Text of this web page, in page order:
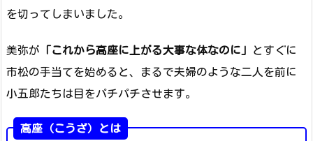
を切ってしまいました。
美弥が 「これから高座に上がる大事な体なのに」 とすぐに
市松の手当てを始めると、まるで夫婦のような二人を前に
小五郎たちは目をパチパチさせます。
高座（こうざ）とは